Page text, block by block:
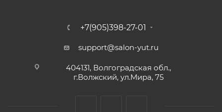
+7(905)398-27-01
support@salon-yut.ru
404131, Волгоградская обл.,
г.Волжский, ул.Мира, 75